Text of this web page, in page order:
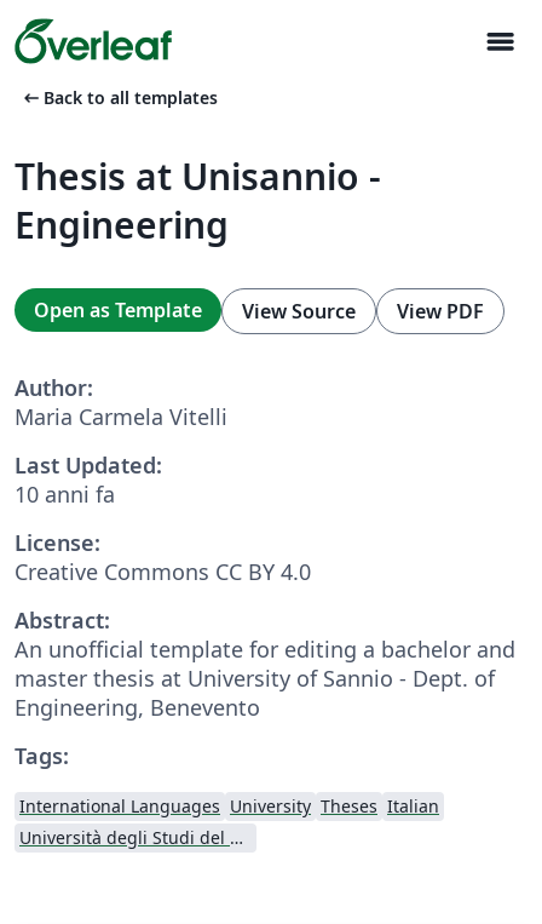
menu
arrow_left_alt Back to all templates
Thesis at Unisannio -
Engineering
Open as Template View Source View PDF
Author:
Maria Carmela Vitelli
Last Updated:
10 anni fa
License:
Creative Commons CC BY 4.0
Abstract:
An unofficial template for editing a bachelor and
master thesis at University of Sannio - Dept. of
Engineering, Benevento
Tags:
International Languages University Theses Italian
Università degli Studi del Sannio